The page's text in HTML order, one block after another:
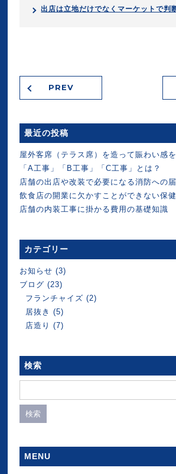
出店は立地だけでなくマーケットで判
PREV
最近の投稿
屋外客席（テラス席）を造って賑わい感
「A工事」「B工事」「C工事」とは？
店舗の出店や改装で必要になる消防への
飲食店の開業に欠かすことができない保
店舗の内装工事に掛かる費用の基礎知識
カテゴリー
お知らせ (3)
ブログ (23)
フランチャイズ (2)
居抜き (5)
店造り (7)
検索
索:
MENU